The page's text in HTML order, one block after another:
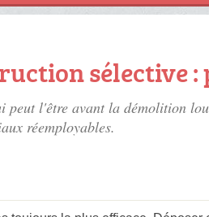
sélective
peut l'être avant la démolition
réemployables.